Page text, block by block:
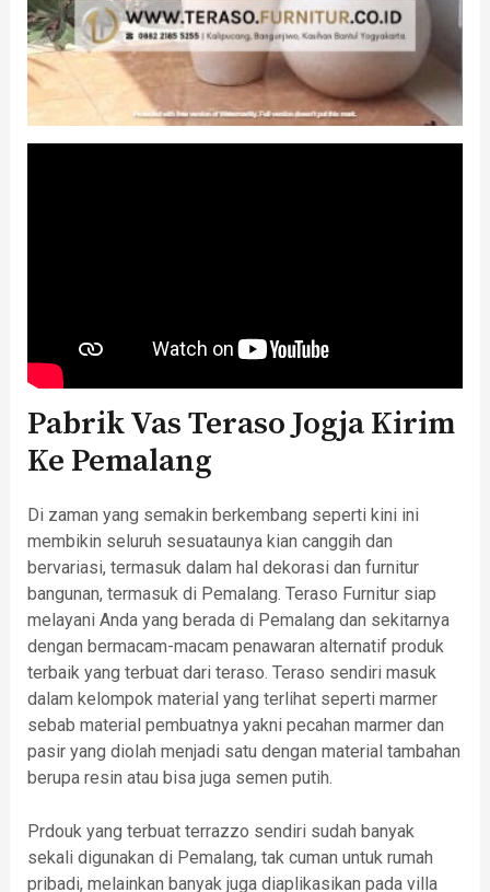
Pabrik Vas Teraso Jogja Kirim
Ke Pemalang
Di zaman yang semakin berkembang seperti kini ini
membikin seluruh sesuataunya kian canggih dan
bervariasi, termasuk dalam hal dekorasi dan furnitur
bangunan, termasuk di Pemalang. Teraso Furnitur siap
melayani Anda yang berada di Pemalang dan sekitarnya
dengan bermacam-macam penawaran alternatif produk
terbaik yang terbuat dari teraso. Teraso sendiri masuk
dalam kelompok material yang terlihat seperti marmer
sebab material pembuatnya yakni pecahan marmer dan
pasir yang diolah menjadi satu dengan material tambahan
berupa resin atau bisa juga semen putih.
Prdouk yang terbuat terrazzo sendiri sudah banyak
sekali digunakan di Pemalang, tak cuman untuk rumah
pribadi, melainkan banyak juga diaplikasikan pada villa